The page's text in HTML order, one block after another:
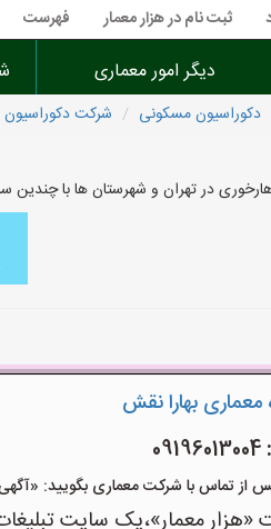
ثبت نام در هزار معمار فهرست
دیگر امور معماری
دکوراسیون مسکونی شرکت دکوراسیون
در تهران و شهرستان ها با چندین
معماری بهارا نقش
09196013004
از تماس با شرکت معماری بگویید: «آگهی شما را
«هزار معمار»،یک سایت